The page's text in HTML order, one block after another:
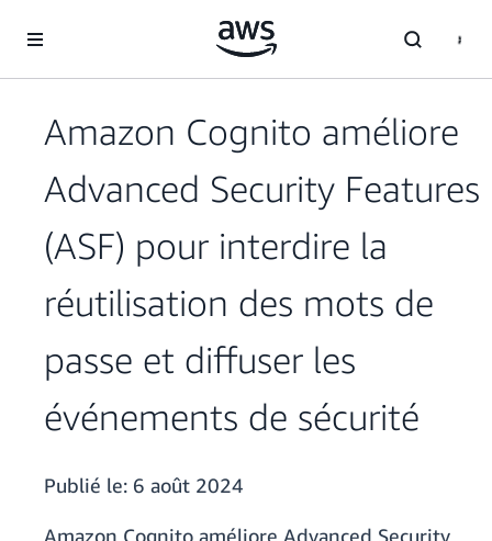
Amazon Cognito améliore
Advanced Security Features
(ASF) pour interdire la
réutilisation des mots de
passe et diffuser les
événements de sécurité
Publié le: 6 août 2024
Amazon Cognito améliore Advanced Security